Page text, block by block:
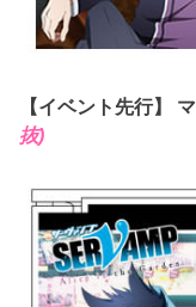
【イベント先行】
抜)